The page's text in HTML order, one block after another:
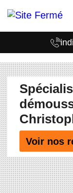
Voir nos